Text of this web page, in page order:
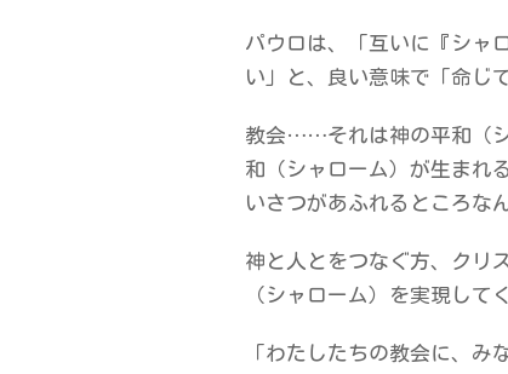
パウロは、「互いに『シャ
い」と、良い意味で「命じ
教会……それは神の平和（
和（シャローム）が生まれ
いさつがあふれるところな
神と人とをつなぐ方、クリ
（シャローム）を実現して
「わたしたちの教会に、み